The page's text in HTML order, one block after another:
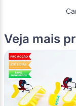
Veja mais